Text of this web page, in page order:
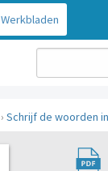
Werkbladen
› Schrijf de woorden